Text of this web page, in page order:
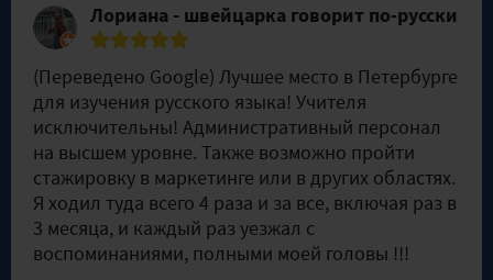
Лориана - швейцарка говорит по-русски
(Переведено Google) Лучшее место в Петербурге
для изучения русского языка! Учителя
исключительны! Административный персонал
на высшем уровне. Также возможно пройти
стажировку в маркетинге или в других областях.
Я ходил туда всего 4 раза и за все, включая раз в
3 месяца, и каждый раз уезжал с
воспоминаниями, полными моей головы !!!